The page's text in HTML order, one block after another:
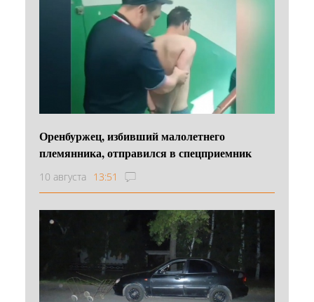
Оренбуржец, избивший малолетнего
племянника, отправился в спецприемник
10 августа 13:51